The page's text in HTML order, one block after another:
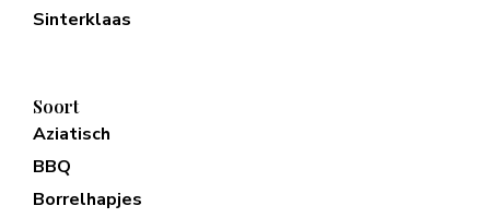
Sinterklaas
Soort
Aziatisch
BBQ
Borrelhapjes